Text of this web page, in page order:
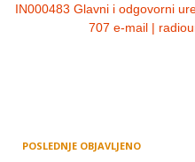
IN000483 Glavni i odgovorni
707 e-mail |
POSLEDNJE OBJAVLJENO